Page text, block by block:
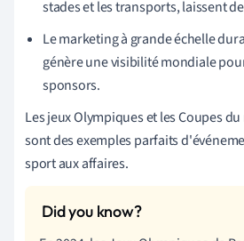
stades et les transports, laissent
Le marketing à grande échelle
génère une visibilité mondiale
sponsors.
Les jeux Olympiques et les Coupes
sont des exemples parfaits
sport aux affaires.